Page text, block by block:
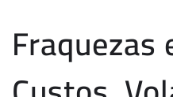
Fraquezas